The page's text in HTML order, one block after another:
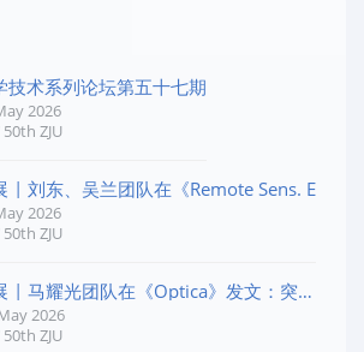
技术系列论坛第五十七期
2026
ZJU
| 刘东、吴兰团队在《Remote Sens. E
2026
ZJU
| 马耀光团队在《Optica》发文：突破
2026
ZJU